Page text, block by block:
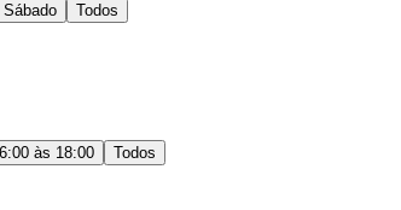
Sábado Todos
às 18:00 Todos